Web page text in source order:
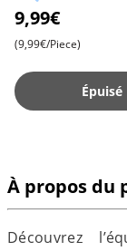
déesse - Lot de 2 , Taille 2.2
, Beauté inte
9,99€
(9,99€/Piece)
Épuisé
À propos du
Découvrez